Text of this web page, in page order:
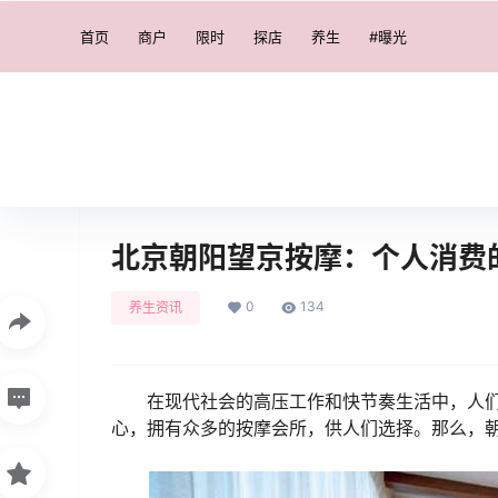
首页 商户 限时 探店 养生 #曝光
北京朝阳望京按摩：个人消费
养生资讯 0 134
在现代社会的高压工作和快节奏生活中，人
心，拥有众多的按摩会所，供人们选择。那么，